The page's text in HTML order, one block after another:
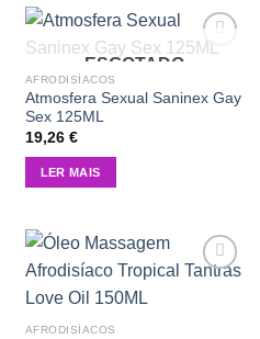
ESGOTADO
AFRODISÍACOS
Atmosfera Sexual Saninex Gay
Sex 125ML
19,26 €
LER MAIS
AFRODISÍACOS